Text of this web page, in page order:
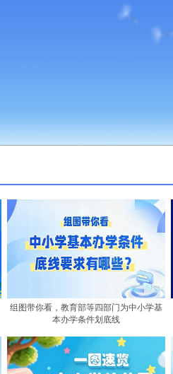
组图带你看，教育部等四部门为中小学基
本办学条件划底线